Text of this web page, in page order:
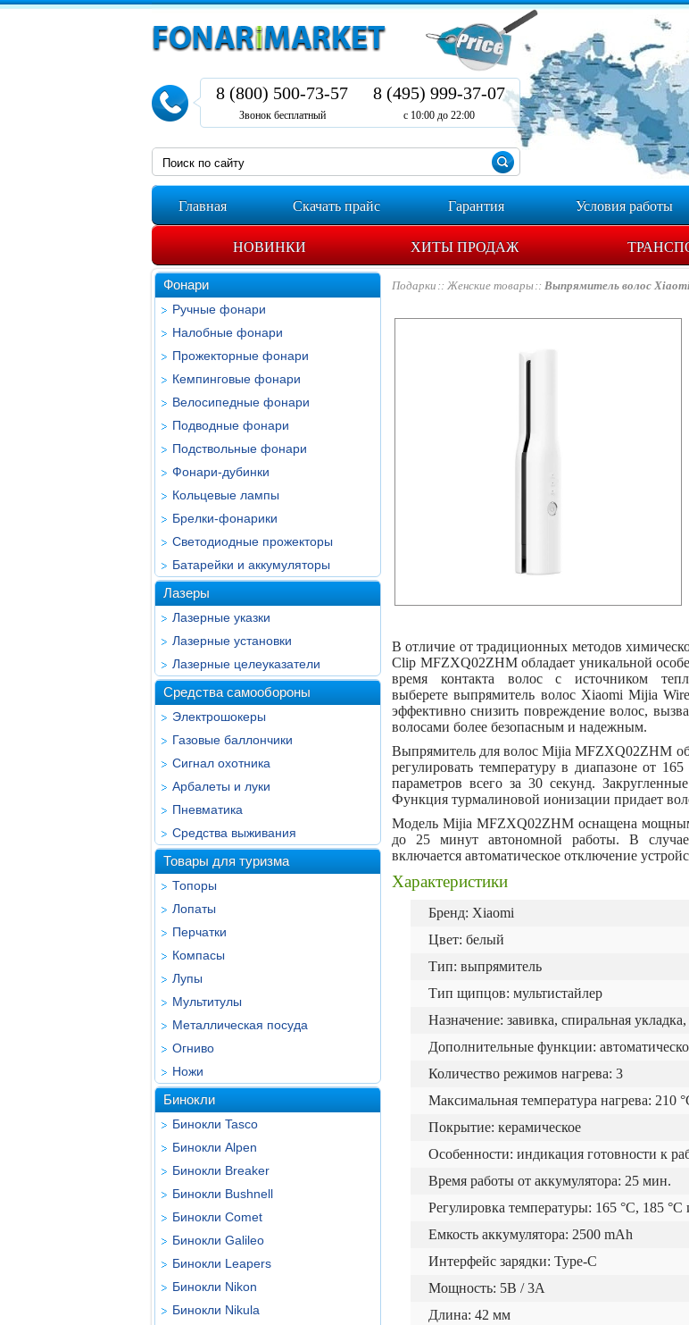
8 (800) 500-73-57
Звонок бесплатный
8 (495) 999-37-07
с 10:00 до 22:00
Главная Скачать прайс Гарантия Условия работы
НОВИНКИ ХИТЫ ПРОДАЖ
Фонари
Ручные фонари
Налобные фонари
Прожекторные фонари
Кемпинговые фонари
Велосипедные фонари
Подводные фонари
Подствольные фонари
Фонари-дубинки
Кольцевые лампы
Брелки-фонарики
Светодиодные прожекторы
Батарейки и аккумуляторы
Лазеры
Лазерные указки
Лазерные установки
Лазерные целеуказатели
Средства самообороны
Электрошокеры
Газовые баллончики
Сигнал охотника
Арбалеты и луки
Пневматика
Средства выживания
Товары для туризма
Топоры
Лопаты
Перчатки
Компасы
Лупы
Мультитулы
Металлическая посуда
Огниво
Ножи
Бинокли
Бинокли Tasco
Бинокли Alpen
Бинокли Breaker
Бинокли Bushnell
Бинокли Comet
Бинокли Galileo
Бинокли Leapers
Бинокли Nikon
Бинокли Nikula
Подарки Женские товары Выпрямитель волоc
В отличие от традиционных методов
Clip MFZXQ02ZHM обладает уникальной
время контакта волос с источником
выберете выпрямитель волос Xiaomi Mijia
эффективно снизить повреждение волос,
волосами более безопасным и надежным.
Выпрямитель для волос Mijia MFZXQ02ZHM
регулировать температуру в диапазоне от
параметров всего за 30 секунд.
Функция турмалиновой ионизации придает
Модель Mijia MFZXQ02ZHM оснащена
до 25 минут автономной работы. В случае
включается автоматическое отключение
Характеристики
Бренд: Xiaomi
Цвет: белый
Тип: выпрямитель
Тип щипцов: мультистайлер
Назначение: завивка, спиральная укладка,
Дополнительные функции:
Количество режимов нагрева: 3
Максимальная температура нагрева: 210
Покрытие: керамическое
Особенности: индикация готовности к
Время работы от аккумулятора: 25 мин.
Регулировка температуры: 165 °C, 185 °C
Емкость аккумулятора: 2500 mAh
Интерфейс зарядки: Type-C
Мощность: 5В / 3А
Длина: 42 мм